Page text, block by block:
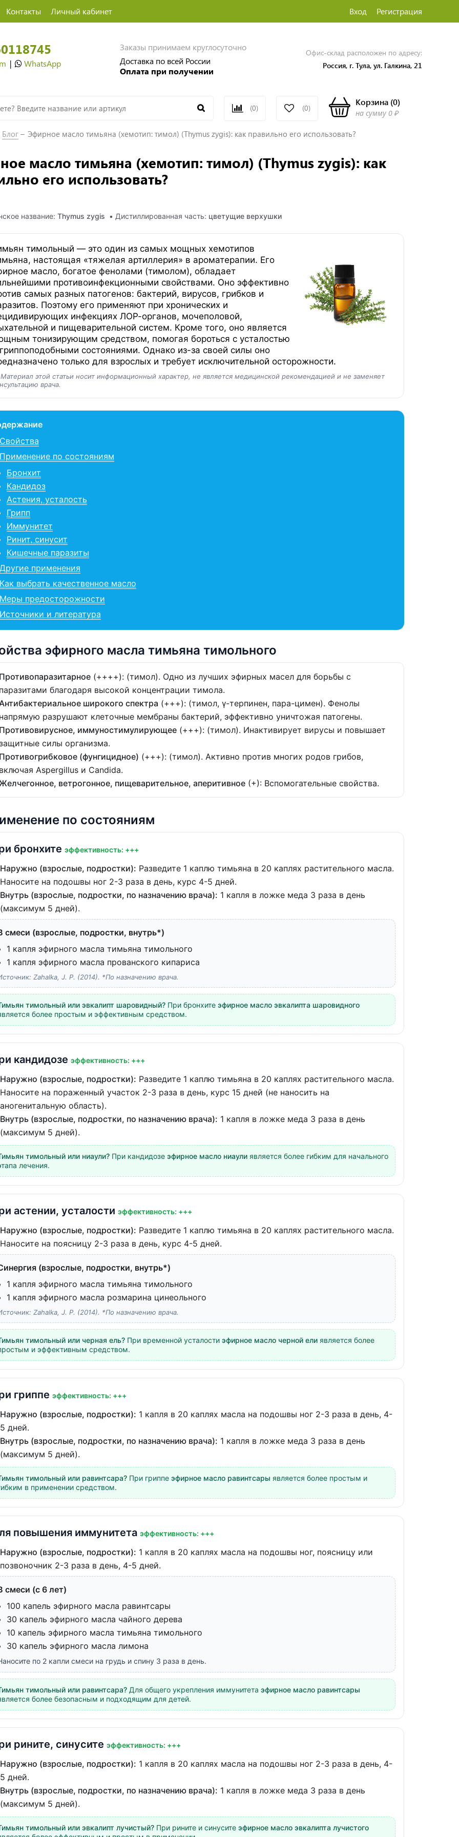
Контакты Личный кабинет Вход Регистрация
| WhatsApp
Заказы принимаем круглосуточно
Доставка по всей России
Оплата при получении
Офис-склад расположен по адресу:
Россия, г. Тула, ул. Галкина, 21
(0) (0)
Корзина(0)
на сумму 0 ₽
Блог Эфирное масло тимьяна (хемотип: тимол) (Thymus zygis): как правильно его использовать?
масло тимьяна (хемотип: тимол) (Thymus zygis): как
его использовать?
название: Thymus zygis • Дистиллированная часть: цветущие верхушки
тимольный — это один из самых мощных хемотипов
настоящая «тяжелая артиллерия» в ароматерапии. Его
масло, богатое фенолами (тимолом), обладает
противоинфекционными свойствами. Оно эффективно
самых разных патогенов: бактерий, вирусов, грибков и
Поэтому его применяют при хронических и
инфекциях ЛОР-органов, мочеполовой,
и пищеварительной систем. Кроме того, оно является
тонизирующим средством, помогая бороться с усталостью
состояниями. Однако из-за своей силы оно
только для взрослых и требует исключительной осторожности.
Материал этой статьи носит информационный характер, не является медицинской рекомендацией и не заменяет
врача.
по состояниям
Бронхит
Кандидоз
Астения, усталость
Грипп
Иммунитет
Ринит, синусит
Кишечные паразиты
применения
выбрать качественное масло
предосторожности
и литература
эфирного масла тимьяна тимольного
(++++): (тимол). Одно из лучших эфирных масел для борьбы с
благодаря высокой концентрации тимола.
широкого спектра (+++): (тимол, γ-терпинен, пара-цимен). Фенолы
разрушают клеточные мембраны бактерий, эффективно уничтожая патогены.
иммуностимулирующее(+++): (тимол). Инактивирует вирусы и повышает
силы организма.
(фунгицидное) (+++): (тимол). Активно против многих родов грибов,
Aspergillus и Candida.
ветрогонное, пищеварительное, аперитивное(+): Вспомогательные свойства.
по состояниям
бронхите эффективность: +++
Наружно (взрослые, подростки): Разведите 1 каплю тимьяна в 20 каплях растительного масла.
Наносите на подошвы ног 2-3 раза в день, курс 4-5 дней.
Внутрь (взрослые, подростки, по назначению врача): 1 капля в ложке меда 3 раза в день
(максимум 5 дней).
смеси (взрослые, подростки, внутрь*)
1 капля эфирного масла тимьяна тимольного
1 капля эфирного масла прованского кипариса
Zahalka, J. P. (2014). *По назначению врача.
тимольный или эвкалипт шаровидный?При бронхите эфирное масло эвкалипта шаровидного
более простым и эффективным средством.
кандидозе эффективность: +++
Наружно (взрослые, подростки): Разведите 1 каплю тимьяна в 20 каплях растительного масла.
Наносите на пораженный участок 2-3 раза в день, курс 15 дней (не наносить на
аногенитальную область).
Внутрь (взрослые, подростки, по назначению врача): 1 капля в ложке меда 3 раза в день
(максимум 5 дней).
тимольный или ниаули?При кандидозе эфирное масло ниаулиявляется более гибким для начального
лечения.
астении, усталости эффективность: +++
Наружно (взрослые, подростки): Разведите 1 каплю тимьяна в 20 каплях растительного масла.
Наносите на поясницу 2-3 раза в день, курс 4-5 дней.
(взрослые, подростки, внутрь*)
1 капля эфирного масла тимьяна тимольного
1 капля эфирного масла розмарина цинеольного
Zahalka, J. P. (2014). *По назначению врача.
тимольный или черная ель?При временной усталости эфирное масло черной елиявляется более
и эффективным средством.
гриппе эффективность: +++
Наружно (взрослые, подростки): 1 капля в 20 каплях масла на подошвы ног 2-3 раза в день, 4-
5 дней.
Внутрь (взрослые, подростки, по назначению врача): 1 капля в ложке меда 3 раза в день
(максимум 5 дней).
тимольный или равинтсара?При гриппе эфирное масло равинтсары является более простым и
в применении средством.
повышения иммунитета эффективность: +++
Наружно (взрослые, подростки): 1 капля в 20 каплях масла на подошвы ног, поясницу или
позвоночник 2-3 раза в день, 4-5 дней.
смеси (с 6 лет)
100 капель эфирного масла равинтсары
30 капель эфирного масла чайного дерева
10 капель эфирного масла тимьяна тимольного
30 капель эфирного масла лимона
по 2 капли смеси на грудь и спину 3 раза в день.
тимольный или равинтсара?Для общего укрепления иммунитета эфирное масло равинтсары
более безопасным и подходящим для детей.
рините, синусите эффективность: +++
Наружно (взрослые, подростки): 1 капля в 20 каплях масла на подошвы ног 2-3 раза в день, 4-
5 дней.
Внутрь (взрослые, подростки, по назначению врача): 1 капля в ложке меда 3 раза в день
(максимум 5 дней).
тимольный или эвкалипт лучистый?При рините и синусите эфирное масло эвкалипта лучистого